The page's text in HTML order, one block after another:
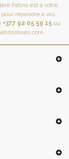
Patino est à votre
répondre à vos
+377 92 05 59 15ou